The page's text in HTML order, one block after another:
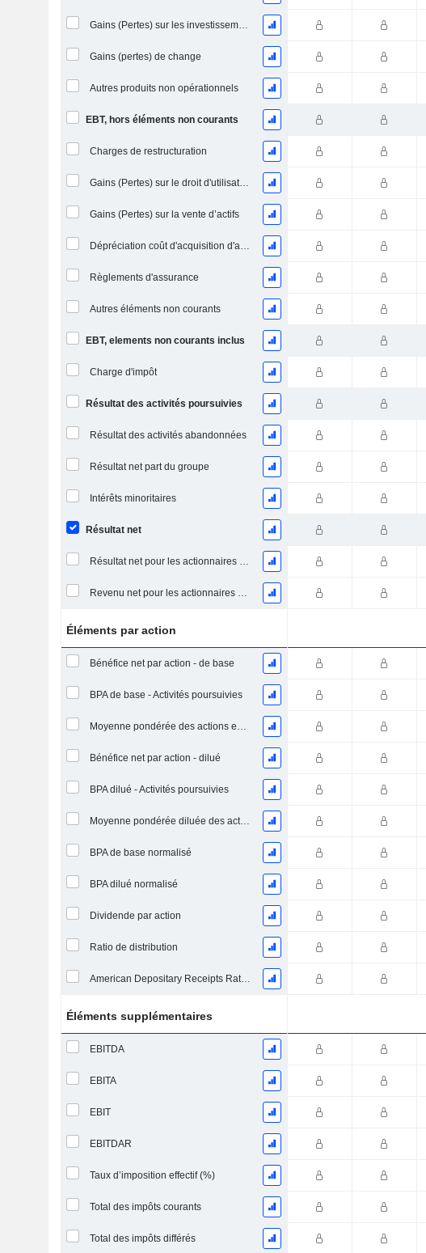
Gains (Pertes) sur les investissements en actions
Gains (pertes) de change
Autres produits non opérationnels
EBT, hors éléments non courants
Charges de restructuration
Gains (Pertes) sur le droit d'utilisation d'actifs
Gains (Pertes) sur la vente d’actifs
Dépréciation coût d'acquisition d'actifs
Règlements d'assurance
Autres éléments non courants
EBT, elements non courants inclus
Charge d'impôt
Résultat des activités poursuivies
Résultat des activités abandonnées
Résultat net part du groupe
Intérêts minoritaires
Résultat net
Résultat net pour les actionnaires ordinaires, éléments exceptionnels inclus.
Revenu net pour les actionnaires ordinaires, hors éléments exceptionnelsRésultat net pour les actionnaires ordinaires, éléments exceptionnels exclus.
Éléments par action
Bénéfice net par action - de base
BPA de base - Activités poursuivies
Moyenne pondérée des actions en circulation
Bénéfice net par action - dilué
BPA dilué - Activités poursuivies
Moyenne pondérée diluée des actions en circulation
BPA de base normalisé
BPA dilué normalisé
Dividende par action
Ratio de distribution
American Depositary Receipts Ratio (ADR)
Éléments supplémentaires
EBITDA
EBITA
EBIT
EBITDAR
Taux d’imposition effectif (%)
Total des impôts courants
Total des impôts différés